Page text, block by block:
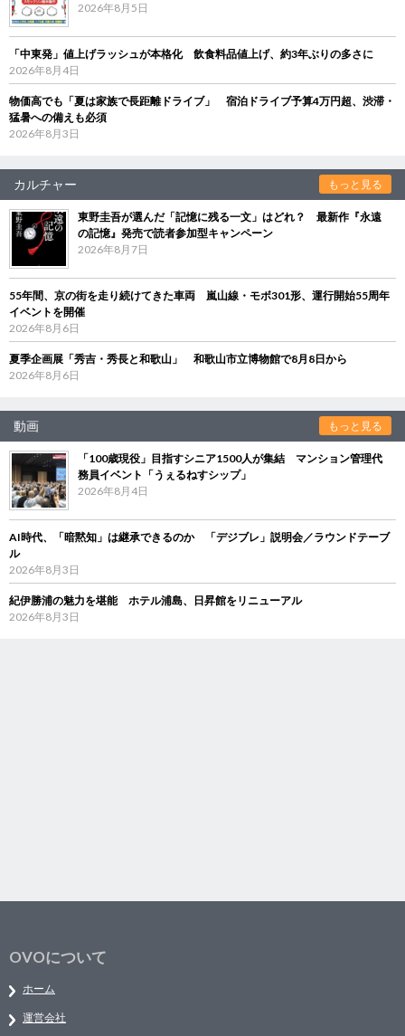
2026年8月5日
「中東発」値上げラッシュが本格化 飲食料品値上げ、約3年ぶりの多さに
2026年8月4日
物価高でも「夏は家族で長距離ドライブ」 宿泊ドライブ予算4万円超、渋滞・
猛暑への備えも必須
2026年8月3日
カルチャー もっと見る
東野圭吾が選んだ「記憶に残る一文」はどれ？ 最新作『永遠
の記憶』発売で読者参加型キャンペーン
2026年8月7日
55年間、京の街を走り続けてきた車両 嵐山線・モボ301形、運行開始55周年
イベントを開催
2026年8月6日
夏季企画展「秀吉・秀長と和歌山」 和歌山市立博物館で8月8日から
2026年8月6日
動画 もっと見る
「100歳現役」目指すシニア1500人が集結 マンション管理代
務員イベント「うぇるねすシップ」
2026年8月4日
AI時代、「暗黙知」は継承できるのか 「デジブレ」説明会／ラウンドテーブ
ル
2026年8月3日
紀伊勝浦の魅力を堪能 ホテル浦島、日昇館をリニューアル
2026年8月3日
OVOについて
ホーム
運営会社